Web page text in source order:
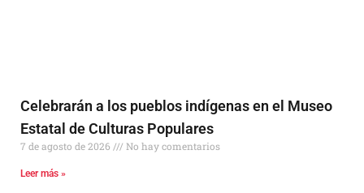
Celebrarán a los pueblos indígenas en el Museo
Estatal de Culturas Populares
7 de agosto de 2026 No hay comentarios
Leer más »